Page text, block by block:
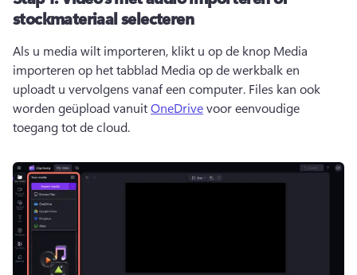
stockmateriaal selecteren
Als u media wilt importeren, klikt u op de knop Media
importeren op het tabblad Media op de werkbalk en
uploadt u vervolgens vanaf een computer. Files kan ook
worden geüpload vanuit OneDrive voor eenvoudige
toegang tot de cloud.